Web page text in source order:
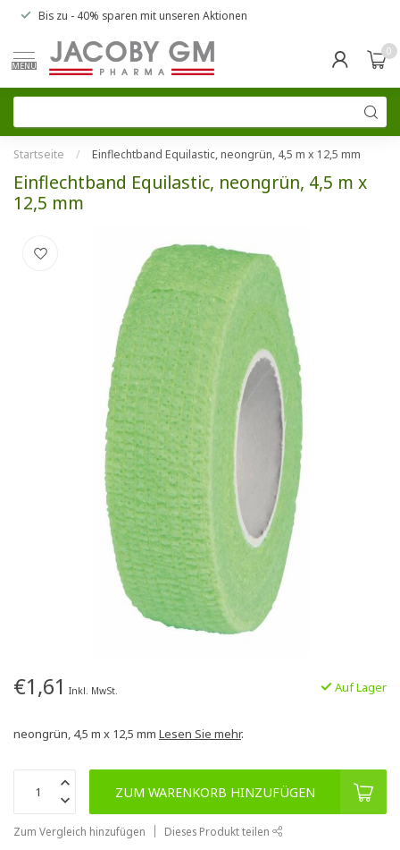
Bis zu - 40% sparen mit unseren Aktionen
MENU
0
Startseite / Einflechtband Equilastic, neongrün, 4,5 m x 12,5 mm
Einflechtband Equilastic, neongrün, 4,5 m x
12,5 mm
€1,61 Inkl. MwSt. Auf Lager
neongrün, 4,5 m x 12,5 mm Lesen Sie mehr.
ZUM WARENKORB HINZUFÜGEN
Zum Vergleich hinzufügen Dieses Produkt teilen